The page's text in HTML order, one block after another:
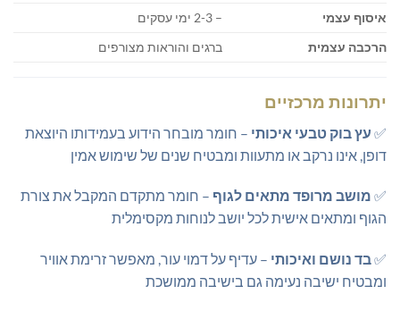
איסוף עצמי
– 2-3 ימי עסקים
הרכבה עצמית
ברגים והוראות מצורפים
יתרונות מרכזיים
✅ עץ בוק טבעי איכותי – חומר מובחר הידוע בעמידותו היוצאת
דופן, אינו נרקב או מתעוות ומבטיח שנים של שימוש אמין
✅ מושב מרופד מתאים לגוף – חומר מתקדם המקבל את צורת
הגוף ומתאים אישית לכל יושב לנוחות מקסימלית
✅בד נושם ואיכותי – עדיף על דמוי עור, מאפשר זרימת אוויר
ומבטיח ישיבה נעימה גם בישיבה ממושכת